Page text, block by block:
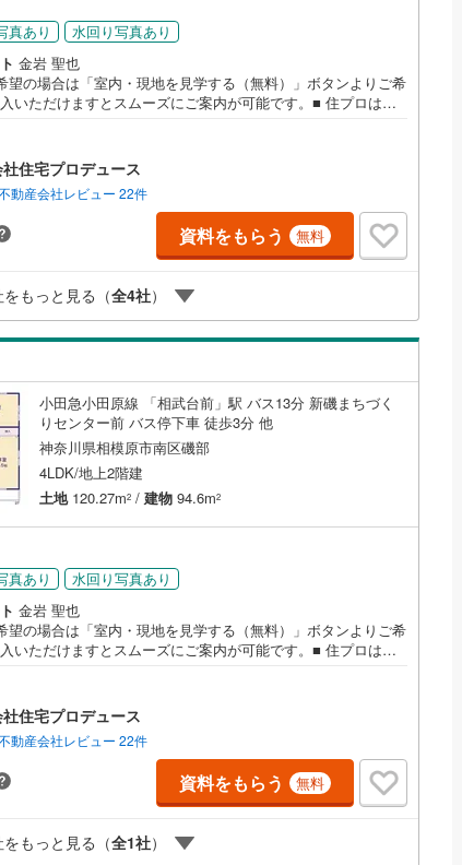
真あり
水回り写真あり
金岩 聖也
望の場合は「室内・現地を見学する（無料）」ボタンよりご希
いただけますとスムーズにご案内が可能です。■ 住プロは座
売買専門会社です！最新物件情報や当社限定で販売する物件
すので、お気軽にお問合せ下さい！ -------------- 弊社独自の
ステム 弊社ではファイナンシャル専門スタッフによる【丁寧
】【ファイナンシャルプラン提案書の作成】を随時行ってお
知らないお客様が多い【定年時の住宅ローン残高】【住宅購入
る無料の生命保険】【13年間もらえる、国からの特別ボーナ
くなる【教育費】住宅を買った後から始まる【住宅ローン返
を明確にしていきませんか？？ --------------
住宅プロデュース
動産会社レビュー 22件
資料をもらう 無料
もっと見る（全4社）
小田急小田原線 「相武台前」駅 バス13分 新磯まちづく
りセンター前 バス停下車 徒歩3分 他
神奈川県相模原市南区磯部
4LDK/地上2階建
土地120.27m2 / 建物 94.6m2
真あり
水回り写真あり
金岩 聖也
望の場合は「室内・現地を見学する（無料）」ボタンよりご希
いただけますとスムーズにご案内が可能です。■ 住プロは、
や当社限定の物件情報も多数ご用意！お気軽にお問合せ下さ
る【丁寧な資金アドバイス】【ファイナンシャルプラン提案
行っております。意外に知らないお客様が多い【定年時の住
【住宅購入者だけが加入できる無料の生命保険】【13年間もら
別ボーナス】これから多くなる【教育費】住宅を買った後か
ローン返済】65歳以上から必要になる【老後の費用負担】住宅
住宅プロデュース
動産会社レビュー 22件
資料をもらう 無料
もっと見る（全1社）
博多南線
( 0)
七尾線(0)
）(5)
福知山線(290)
呉線 (162)
山口線(3)
片町線
関西空港線 (3)
徳島線(2)
土讃線(3
香椎線
ゼット
床下収納 160
関連など
談)可（70） IT重説可